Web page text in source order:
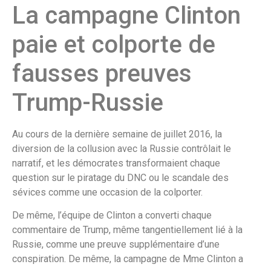
La campagne Clinton
paie et colporte de
fausses preuves
Trump-Russie
Au cours de la dernière semaine de juillet 2016, la
diversion de la collusion avec la Russie contrôlait le
narratif, et les démocrates transformaient chaque
question sur le piratage du DNC ou le scandale des
sévices comme une occasion de la colporter.
De même, l’équipe de Clinton a converti chaque
commentaire de Trump, même tangentiellement lié à la
Russie, comme une preuve supplémentaire d’une
conspiration. De même, la campagne de Mme Clinton a